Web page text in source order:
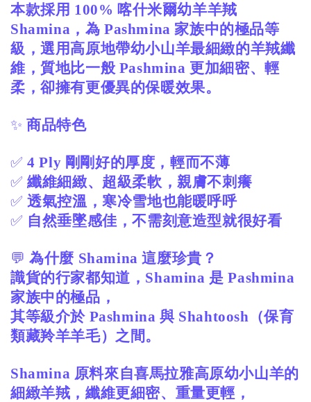
本款採用 100% 喀什米爾幼羊羊羢
Shamina，為 Pashmina 家族中的極品等
級，選用高原地帶幼小山羊最細緻的羊羢纖
維，質地比一般 Pashmina 更加細密、輕
柔，卻擁有更優異的保暖效果。
✨ 商品特色
✅ 4 Ply 剛剛好的厚度，輕而不薄
✅ 纖維細緻、超級柔軟，親膚不刺癢
✅ 透氣控溫，寒冷雪地也能暖呼呼
✅ 自然垂墜感佳，不需刻意造型就很好看
💬 為什麼 Shamina 這麼珍貴？
識貨的行家都知道，Shamina 是 Pashmina
家族中的極品，
其等級介於 Pashmina 與 Shahtoosh（保育
類藏羚羊羊毛）之間。
Shamina 原料來自喜馬拉雅高原幼小山羊的
細緻羊羢，纖維更細密、重量更輕，